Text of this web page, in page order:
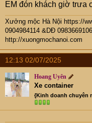
EM đón khách giờ trưa
Xưởng mộc Hà Nội https://
0904984114 &DĐ 0983669106
http://xuongmochanoi.com
12:13 02/07/2025
Hoang Uyên
Xe container
{Kinh doanh chuyên